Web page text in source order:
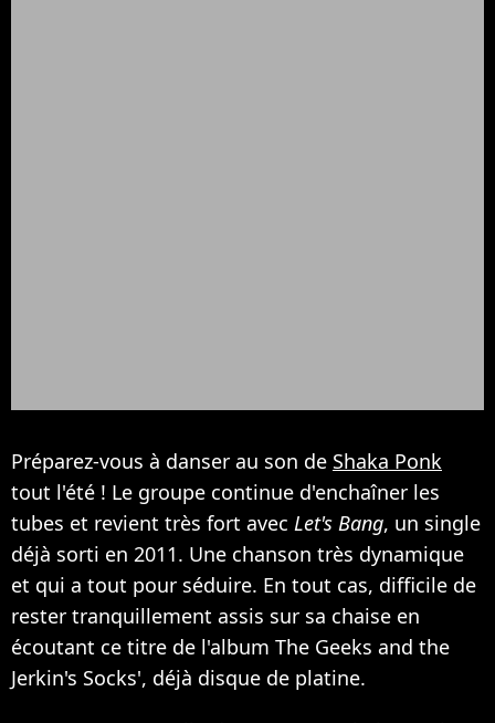
Préparez-vous à danser au son de Shaka Ponk
tout l'été ! Le groupe continue d'enchaîner les
tubes et revient très fort avec Let's Bang, un single
déjà sorti en 2011. Une chanson très dynamique
et qui a tout pour séduire. En tout cas, difficile de
rester tranquillement assis sur sa chaise en
écoutant ce titre de l'album The Geeks and the
Jerkin's Socks', déjà disque de platine.